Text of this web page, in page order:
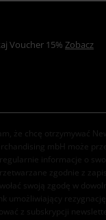
Voucher 15% Zobacz
że chcę otrzymywać
mbH może
regularnie informacje o
zgodnie z
swoją zgodę w
umożliwiający
z subskrypcji